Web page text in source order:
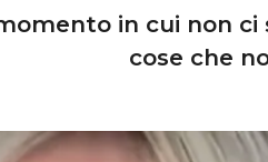
in cui non
cose che